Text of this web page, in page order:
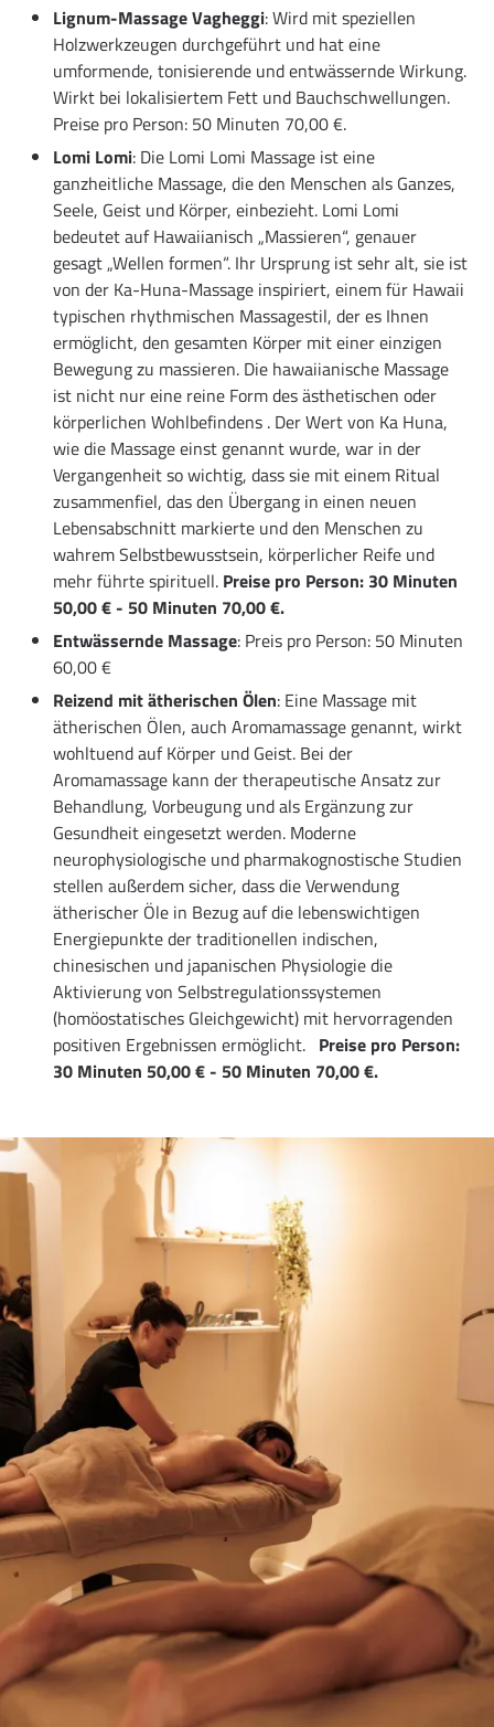
Lignum-Massage Vagheggi: Wird mit speziellen
Holzwerkzeugen durchgeführt und hat eine
umformende, tonisierende und entwässernde Wirkung.
Wirkt bei lokalisiertem Fett und Bauchschwellungen.
Preise pro Person: 50 Minuten 70,00 €.
Lomi Lomi: Die Lomi Lomi Massage ist eine
ganzheitliche Massage, die den Menschen als Ganzes,
Seele, Geist und Körper, einbezieht. Lomi Lomi
bedeutet auf Hawaiianisch „Massieren“, genauer
gesagt „Wellen formen“. Ihr Ursprung ist sehr alt, sie ist
von der Ka-Huna-Massage inspiriert, einem für Hawaii
typischen rhythmischen Massagestil, der es Ihnen
ermöglicht, den gesamten Körper mit einer einzigen
Bewegung zu massieren. Die hawaiianische Massage
ist nicht nur eine reine Form des ästhetischen oder
körperlichen Wohlbefindens . Der Wert von Ka Huna,
wie die Massage einst genannt wurde, war in der
Vergangenheit so wichtig, dass sie mit einem Ritual
zusammenfiel, das den Übergang in einen neuen
Lebensabschnitt markierte und den Menschen zu
wahrem Selbstbewusstsein, körperlicher Reife und
mehr führte spirituell. Preise pro Person: 30 Minuten
50,00 € - 50 Minuten 70,00 €.
Entwässernde Massage: Preis pro Person: 50 Minuten
60,00 €
Reizend mit ätherischen Ölen: Eine Massage mit
ätherischen Ölen, auch Aromamassage genannt, wirkt
wohltuend auf Körper und Geist. Bei der
Aromamassage kann der therapeutische Ansatz zur
Behandlung, Vorbeugung und als Ergänzung zur
Gesundheit eingesetzt werden. Moderne
neurophysiologische und pharmakognostische Studien
stellen außerdem sicher, dass die Verwendung
ätherischer Öle in Bezug auf die lebenswichtigen
Energiepunkte der traditionellen indischen,
chinesischen und japanischen Physiologie die
Aktivierung von Selbstregulationssystemen
(homöostatisches Gleichgewicht) mit hervorragenden
positiven Ergebnissen ermöglicht. Preise pro Person:
30 Minuten 50,00 € - 50 Minuten 70,00 €.